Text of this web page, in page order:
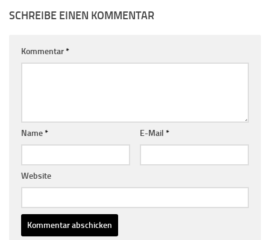
SCHREIBE EINEN KOMMENTAR
Kommentar*
Name* E-Mail *
Website